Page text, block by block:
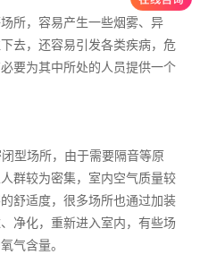
所，容易产生一些烟雾、异
去，还容易引发各类疾病，危
要为其中所处的人员提供一个
型场所，由于需要隔音等原
群较为密集，室内空气质量较
舒适度，很多场所也通过加装
净化，重新进入室内，有些场
气含量。